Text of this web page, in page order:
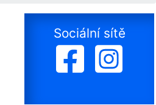
Sociální sítě